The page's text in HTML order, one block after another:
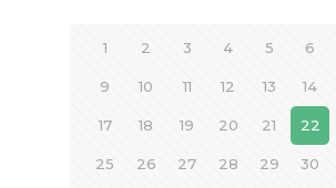
1 2 3 4 5 6
9 10 11 12 13 14
17 18 19 20 21 22
25 26 27 28 29 30